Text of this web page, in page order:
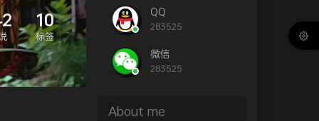
最后的莫西干人+谁能明白我 WQY
篇章 张韶涵 / 王赫野
晚风心里吹 阿梨粤
年少有为 李荣浩
10
标签
QQ
283525
微信
283525
About me